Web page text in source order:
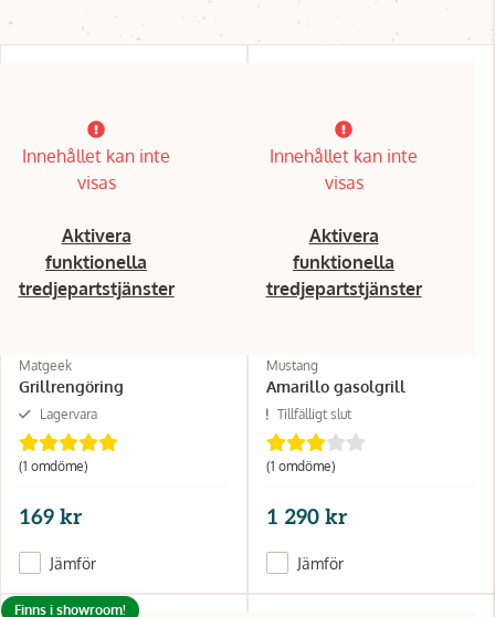
Innehållet kan inte
visas
Aktivera
funktionella
tredjepartstjänster
Matgeek
Grillrengöring
Lagervara
(1 omdöme)
169 kr
Jämför
Innehållet kan inte
visas
Aktivera
funktionella
tredjepartstjänster
Mustang
Amarillo gasolgrill
Tillfälligt slut
(1 omdöme)
1 290 kr
Jämför
Finns i showroom!